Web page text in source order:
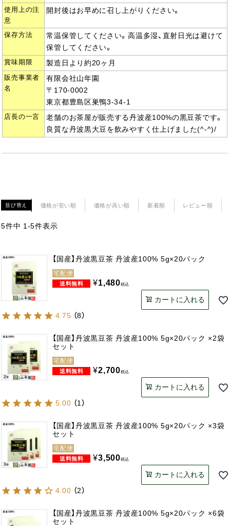
使用上の注
意
開封後はお早めに召し上がりください。
保存方法
常温保管してください。高温多湿、直射日光は避けて
保管してください。
賞味期限 製造日より約20ヶ月
販売事業者
名
有限会社山年園
〒170-0002
東京都豊島区巣鴨3-34-1
店長の一言
老舗のお茶屋が販売する丹波産100%の黒豆茶です。
良質な丹波黒大豆を飲みやすく仕上げました(^-^)/
並び替え 価格が安い順 価格が高い順 新着順 レビュー順
5件中 1 -5件表示
【国産】丹波黒豆茶 丹波産100% 5g×20パック
宅配便
¥1,480税込
カートに入れる
4.75 （8）
【国産】丹波黒豆茶 丹波産100% 5g×20パック ×2袋
セット
宅配便
¥2,700税込
カートに入れる
5.00 （1 ）
【国産】丹波黒豆茶 丹波産100% 5g×20パック ×3袋
セット
宅配便
¥3,500税込
カートに入れる
4.00 （2）
【国産】丹波黒豆茶 丹波産100% 5g×20パック ×6袋
セット